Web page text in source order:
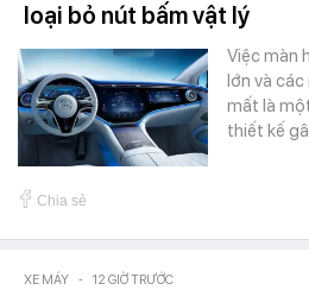
loại bỏ nút bấm vật lý
Việc màn
lớn và
mất là
thiết kế
Chia sẻ
XE MÁY - 12 GIỜ TRƯỚC